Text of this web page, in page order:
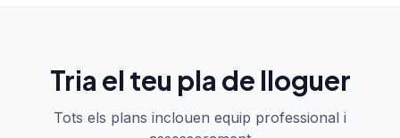
Tria el teu pla de lloguer
Tots els plans inclouen equip professional i